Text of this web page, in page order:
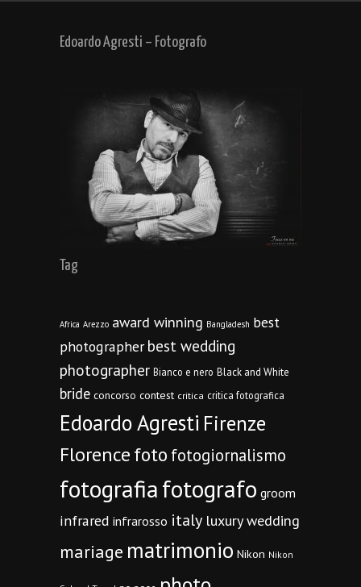
Edoardo Agresti – Fotografo
Tag
Africa Arezzo award winning Bangladesh best
photographer best wedding
photographer Bianco e nero Black and White
bride concorso contest critica critica fotografica
Edoardo Agresti Firenze
Florencefoto fotogiornalismo
fotografiafotografo groom
infrared infrarosso italy luxury wedding
mariage matrimonio Nikon Nikon